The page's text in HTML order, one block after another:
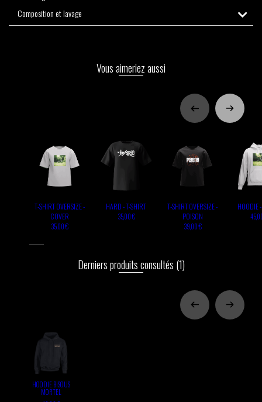
Composition et lavage
Vous aimeriez aussi
T-SHIRT OVERSIZE -
COVER
35,00 €
HARD - T-SHIRT
35,00 €
T-SHIRT OVERSIZE -
POISON
39,00 €
HOODIE
Derniers produits consultés (1)
HOODIE BISOUS
MORTEL